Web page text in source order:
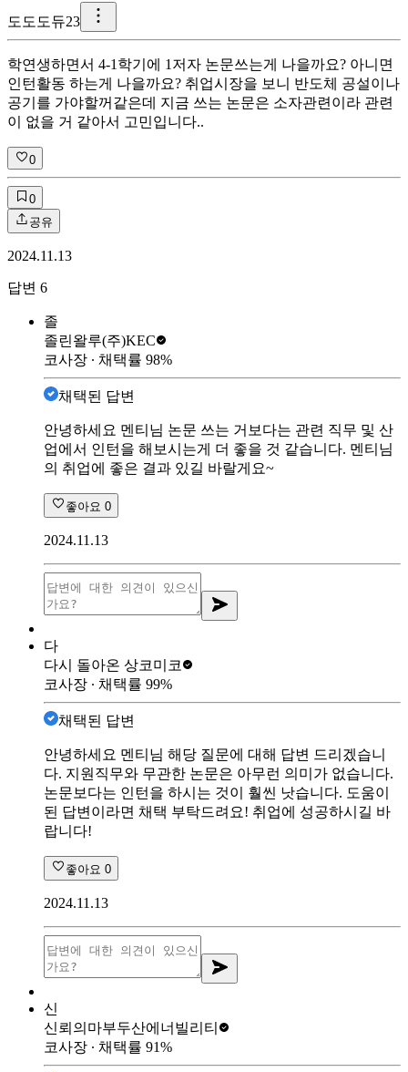
도 도도듀23
학연생하면서 4-1학기에 1저자 논문쓰는게 나을까요? 아니면
인턴활동 하는게 나을까요? 취업시장을 보니 반도체 공설이나
공기를 가야할꺼같은데 지금 쓰는 논문은 소자관련이라 관련
이 없을 거 같아서 고민입니다..
0
0
공유
2024.11.13
답변 6
졸
졸린왈루(주)KEC
코사장 ∙ 채택률 98%
채택된 답변
안녕하세요 멘티님 논문 쓰는 거보다는 관련 직무 및 산
업에서 인턴을 해보시는게 더 좋을 것 같습니다. 멘티님
의 취업에 좋은 결과 있길 바랄게요~
좋아요 0
2024.11.13
다
다시 돌아온 상코미코
코사장 ∙ 채택률 99%
채택된 답변
안녕하세요 멘티님 해당 질문에 대해 답변 드리겠습니
다. 지원직무와 무관한 논문은 아무런 의미가 없습니다.
논문보다는 인턴을 하시는 것이 훨씬 낫습니다. 도움이
된 답변이라면 채택 부탁드려요! 취업에 성공하시길 바
랍니다!
좋아요 0
2024.11.13
신
신뢰의마부두산에너빌리티
코사장 ∙ 채택률 91%